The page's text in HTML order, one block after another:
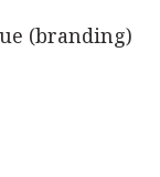
(branding)